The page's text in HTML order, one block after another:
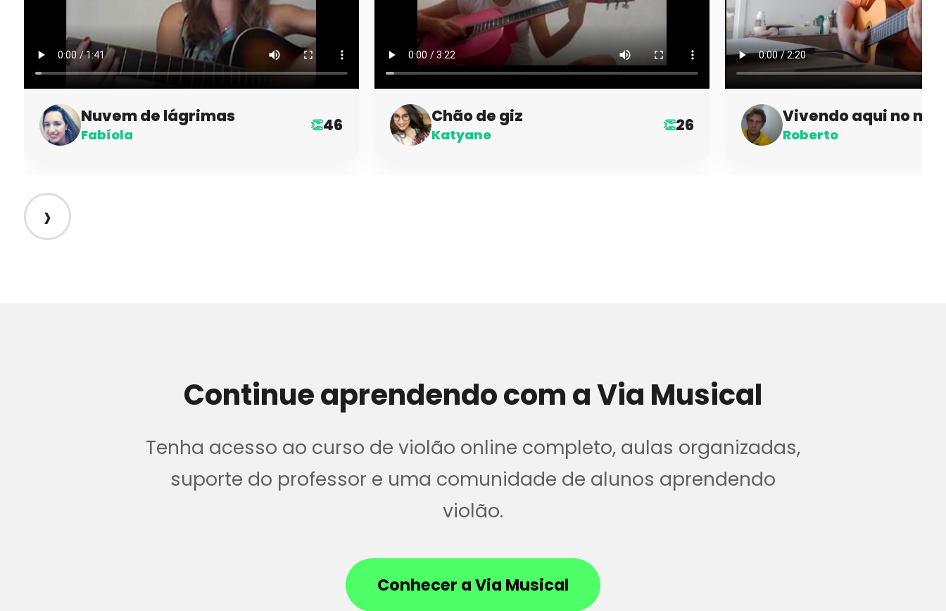
Nuvem de lágrimas
Fabíola
👏46 Chão de giz
Katyane
👏26 Vivendo aqui no
Roberto
›
Continue aprendendo com a Via Musical
Tenha acesso ao curso de violão online completo, aulas organizadas,
suporte do professor e uma comunidade de alunos aprendendo
violão.
Conhecer a Via Musical